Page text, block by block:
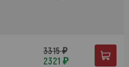
3315 ₽
2321 ₽